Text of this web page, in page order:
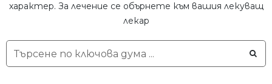
характер. За лечение се обърнете към вашия лекуващ
лекар